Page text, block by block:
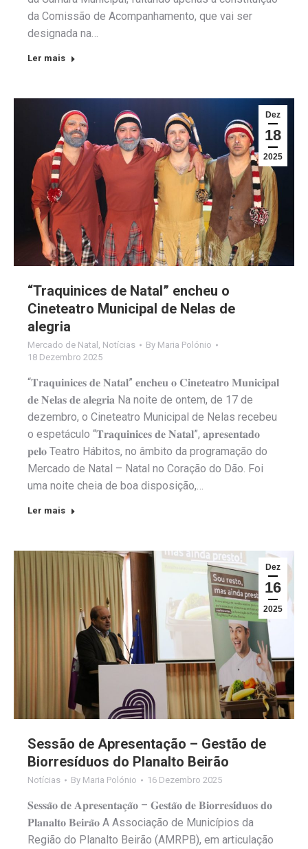
da Comissão de Acompanhamento, que vai ser
designada na…
Ler mais
Dez
18
2025
“Traquinices de Natal” encheu o
Cineteatro Municipal de Nelas de
alegria
Mercado de Natal , Notícias By Maria Polónio
18 Dezembro 2025
“𝐓𝐫𝐚𝐪𝐮𝐢𝐧𝐢𝐜𝐞𝐬 𝐝𝐞 𝐍𝐚𝐭𝐚𝐥” 𝐞𝐧𝐜𝐡𝐞𝐮 𝐨 𝐂𝐢𝐧𝐞𝐭𝐞𝐚𝐭𝐫𝐨 𝐌𝐮𝐧𝐢𝐜𝐢𝐩𝐚𝐥
𝐝𝐞 𝐍𝐞𝐥𝐚𝐬 𝐝𝐞 𝐚𝐥𝐞𝐠𝐫𝐢𝐚 Na noite de ontem, de 17 de
dezembro, o Cineteatro Municipal de Nelas recebeu
o espetáculo “𝐓𝐫𝐚𝐪𝐮𝐢𝐧𝐢𝐜𝐞𝐬 𝐝𝐞 𝐍𝐚𝐭𝐚𝐥”, 𝐚𝐩𝐫𝐞𝐬𝐞𝐧𝐭𝐚𝐝𝐨
𝐩𝐞𝐥𝐨 Teatro Hábitos, no âmbito da programação do
Mercado de Natal – Natal no Coração do Dão. Foi
uma noite cheia de boa disposição,…
Ler mais
Dez
16
2025
Sessão de Apresentação – Gestão de
Biorresíduos do Planalto Beirão
Notícias By Maria Polónio 16 Dezembro 2025
𝐒𝐞𝐬𝐬𝐚̃𝐨 𝐝𝐞 𝐀𝐩𝐫𝐞𝐬𝐞𝐧𝐭𝐚𝐜̧𝐚̃𝐨 – 𝐆𝐞𝐬𝐭𝐚̃𝐨 𝐝𝐞 𝐁𝐢𝐨𝐫𝐫𝐞𝐬𝐢́𝐝𝐮𝐨𝐬 𝐝𝐨
𝐏𝐥𝐚𝐧𝐚𝐥𝐭𝐨 𝐁𝐞𝐢𝐫𝐚̃𝐨 A Associação de Municípios da
Região do Planalto Beirão (AMRPB), em articulação